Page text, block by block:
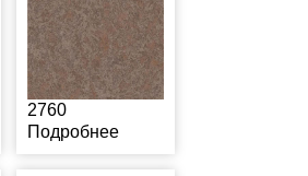
2760
Подробнее